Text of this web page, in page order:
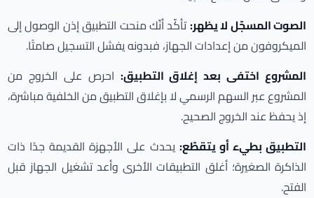
الصوت المسجّل لا يظهر:تأكّد أنّك منحت التطبيق إذن الوصول إلى
الميكروفون من إعدادات الجهاز، فبدونه يفشل التسجيل صامتًا.
المشروع اختفى بعد إغلاق التطبيق: احرص على الخروج من
المشروع عبر السهم الرسمي لا بإغلاق التطبيق من الخلفية مباشرة،
إذ يحفظ عند الخروج الصحيح.
التطبيق بطيء أو يتقطّع: يحدث على الأجهزة القديمة جدًا ذات
الذاكرة الصغيرة؛ أغلق التطبيقات الأخرى وأعد تشغيل الجهاز قبل
الفتح.